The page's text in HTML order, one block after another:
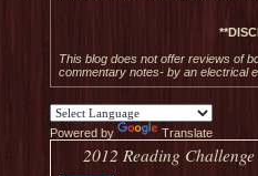
This blog does not offer reviews of
commentary notes- by an electrical
Powered by Translate
2012 Reading Challenge